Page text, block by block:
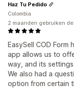
EasySell COD
app allows us to
way, and its
We also had a
option from certain
Haz Tu Pedido
Colombia
2 maanden gebruiken